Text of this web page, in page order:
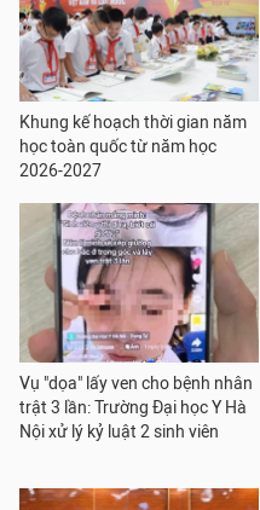
Khung kế hoạch thời gian năm
học toàn quốc từ năm học
2026-2027
Vụ "dọa" lấy ven cho bệnh nhân
trật 3 lần: Trường Đại học Y Hà
Nội xử lý kỷ luật 2 sinh viên